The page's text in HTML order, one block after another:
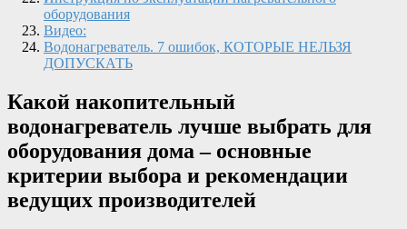
оборудования
Видео:
Водонагреватель. 7 ошибок, КОТОРЫЕ НЕЛЬЗЯ
ДОПУСКАТЬ
Какой накопительный
водонагреватель лучше выбрать для
оборудования дома – основные
критерии выбора и рекомендации
ведущих производителей